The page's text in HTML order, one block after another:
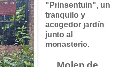
"Prinsentuin", un
tranquilo y
acogedor jardín
junto al
monasterio.
Molen de